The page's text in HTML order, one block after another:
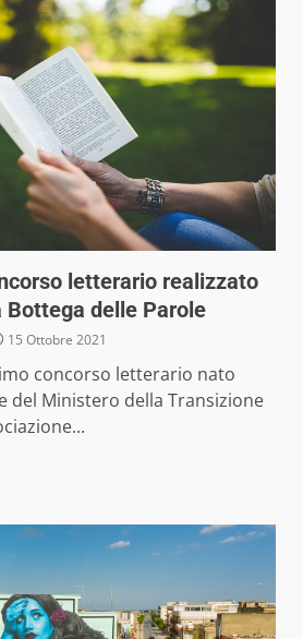
letterario realizzato
Bottega delle Parole
15 Ottobre 2021
concorso letterario nato
del Ministero della Transizione